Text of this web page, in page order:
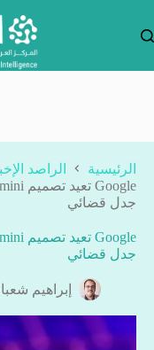
المحتوى
الرئيسية
الراصد
جدل قضائي
جدل قضائي
إبراهيم